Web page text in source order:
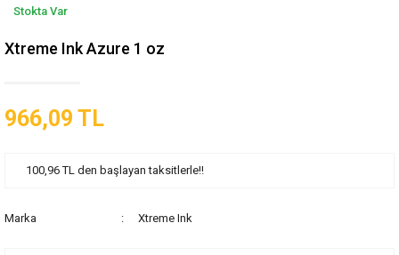
Stokta Var
Xtreme Ink Azure 1 oz
966,09 TL
100,96 TL den başlayan taksitlerle!!
Marka Xtreme Ink